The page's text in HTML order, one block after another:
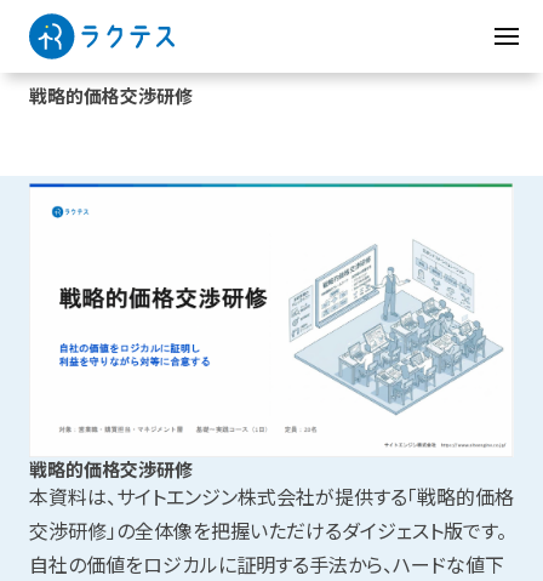
戦略的価格交渉研修
戦略的価格交渉研修
本資料は、サイトエンジン株式会社が提供する「戦略的価格
交渉研修」の全体像を把握いただけるダイジェスト版です。
自社の価値をロジカルに証明する手法から、ハードな値下